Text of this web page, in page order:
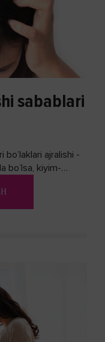
sabablari
ajralishi -
bo’lsa, kiyim-